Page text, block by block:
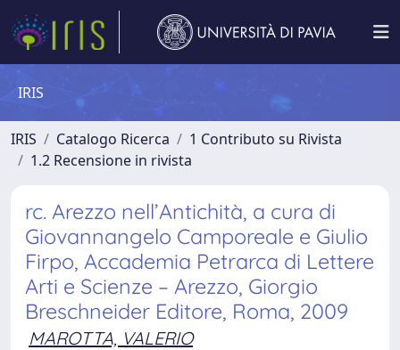
IRIS
IRIS Catalogo Ricerca
1 Contributo su Rivista
1.2 Recensione in rivista
rc. Arezzo nell’Antichità, a cura di
Giovannangelo Camporeale e Giulio
Firpo, Accademia Petrarca di Lettere
Arti e Scienze – Arezzo, Giorgio
Breschneider Editore, Roma, 2009
MAROTTA, VALERIO